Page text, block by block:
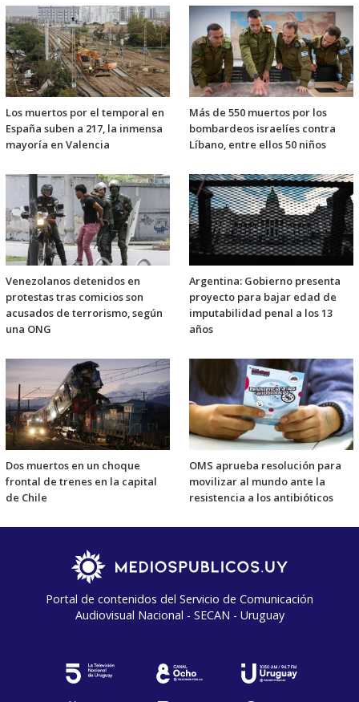
Los muertos por el temporal en
España suben a 217, la inmensa
mayoría en Valencia
Más de 550 muertos por los
bombardeos israelíes contra
Líbano, entre ellos 50 niños
Venezolanos detenidos en
protestas tras comicios son
acusados de terrorismo, según
una ONG
Argentina: Gobierno presenta
proyecto para bajar edad de
imputabilidad penal a los 13
años
Dos muertos en un choque
frontal de trenes en la capital
de Chile
OMS aprueba resolución para
movilizar al mundo ante la
resistencia a los antibióticos
Portal de contenidos del Servicio de Comunicación
Audiovisual Nacional - SECAN - Uruguay